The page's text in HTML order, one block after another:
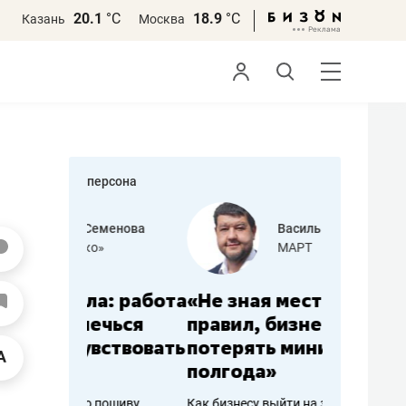
Казань 20.1 °С Москва 18.9 °С
персона
работа
Василь Мазитов
«Не зная местных
правил, бизнес может
потерять минимум